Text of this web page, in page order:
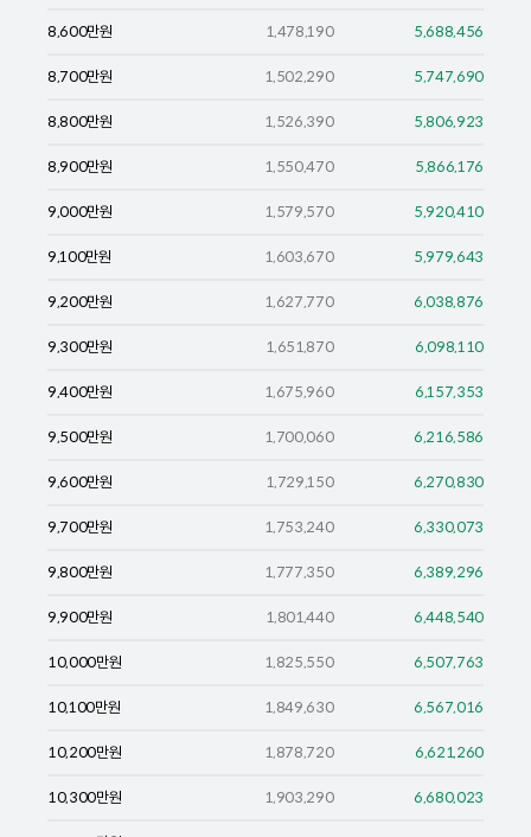
8,600만원 1,478,190 5,688,456
8,700만원 1,502,290 5,747,690
8,800만원 1,526,390 5,806,923
8,900만원 1,550,470 5,866,176
9,000만원 1,579,570 5,920,410
9,100만원 1,603,670 5,979,643
9,200만원 1,627,770 6,038,876
9,300만원 1,651,870 6,098,110
9,400만원 1,675,960 6,157,353
9,500만원 1,700,060 6,216,586
9,600만원 1,729,150 6,270,830
9,700만원 1,753,240 6,330,073
9,800만원 1,777,350 6,389,296
9,900만원 1,801,440 6,448,540
10,000만원 1,825,550 6,507,763
10,100만원 1,849,630 6,567,016
10,200만원 1,878,720 6,621,260
10,300만원 1,903,290 6,680,023